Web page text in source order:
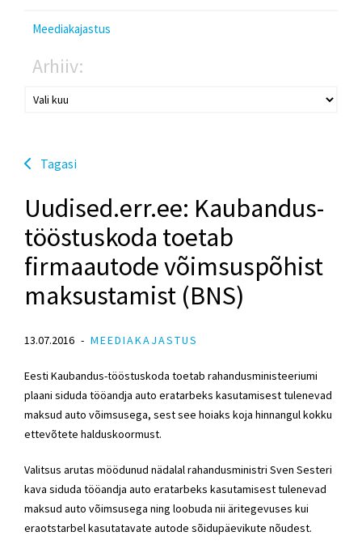
Meediakajastus
Arhiiv:
Tagasi
Uudised.err.ee: Kaubandus-
tööstuskoda toetab
firmaautode võimsuspõhist
maksustamist (BNS)
13.07.2016 MEEDIAKAJASTUS
Eesti Kaubandus-tööstuskoda toetab rahandusministeeriumi
plaani siduda tööandja auto eratarbeks kasutamisest tulenevad
maksud auto võimsusega, sest see hoiaks koja hinnangul kokku
ettevõtete halduskoormust.
Valitsus arutas möödunud nädalal rahandusministri Sven Sesteri
kava siduda tööandja auto eratarbeks kasutamisest tulenevad
maksud auto võimsusega ning loobuda nii äritegevuses kui
eraotstarbel kasutatavate autode sõidupäevikute nõudest.